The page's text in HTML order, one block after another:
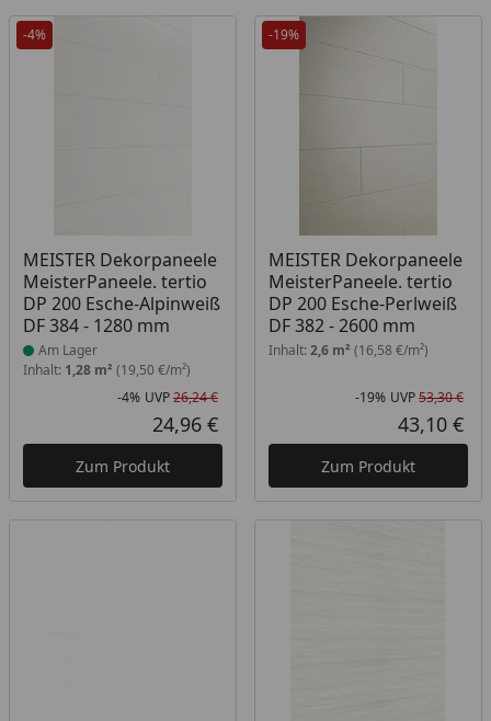
-4%
MEISTER Dekorpaneele
MeisterPaneele. tertio
DP 200 Esche-Alpinweiß
DF 384 - 1280 mm
Produkt am Lager
Am Lager
Inhalt: 1,28 m² (19,50 €/m²)
Rabatt in Prozent
-4%
Ursprünglicher Preis
UVP26,24 €
Aktueller Preis
24,96 €
Zum Produkt
-19%
MEISTER Dekorpaneele
MeisterPaneele. tertio
DP 200 Esche-Perlweiß
DF 382 - 2600 mm
Inhalt: 2,6 m² (16,58 €/m²)
-19% UVP53,30 €
43,10 €
Zum Produkt